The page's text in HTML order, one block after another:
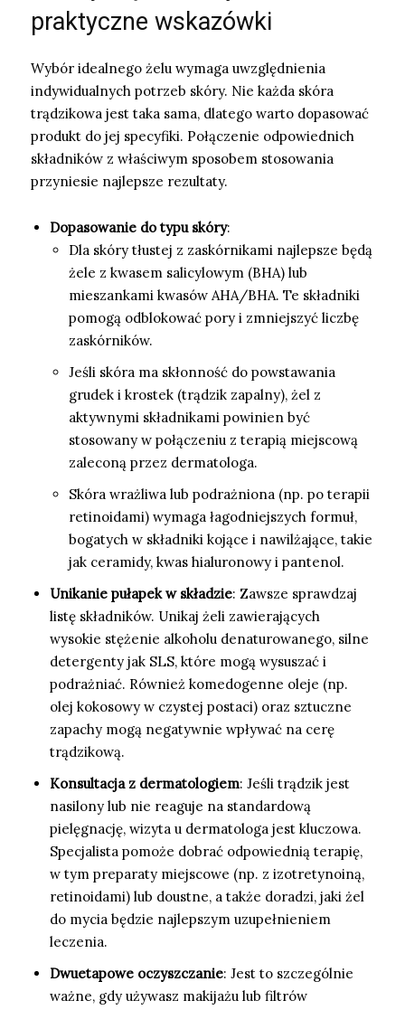
praktyczne wskazówki
Wybór idealnego żelu wymaga uwzględnienia
indywidualnych potrzeb skóry. Nie każda skóra
trądzikowa jest taka sama, dlatego warto dopasować
produkt do jej specyfiki. Połączenie odpowiednich
składników z właściwym sposobem stosowania
przyniesie najlepsze rezultaty.
Dopasowanie do typu skóry:
Dla skóry tłustej z zaskórnikami najlepsze będą
żele z kwasem salicylowym (BHA) lub
mieszankami kwasów AHA/BHA. Te składniki
pomogą odblokować pory i zmniejszyć liczbę
zaskórników.
Jeśli skóra ma skłonność do powstawania
grudek i krostek (trądzik zapalny), żel z
aktywnymi składnikami powinien być
stosowany w połączeniu z terapią miejscową
zaleconą przez dermatologa.
Skóra wrażliwa lub podrażniona (np. po terapii
retinoidami) wymaga łagodniejszych formuł,
bogatych w składniki kojące i nawilżające, takie
jak ceramidy, kwas hialuronowy i pantenol.
Unikanie pułapek w składzie: Zawsze sprawdzaj
listę składników. Unikaj żeli zawierających
wysokie stężenie alkoholu denaturowanego, silne
detergenty jak SLS, które mogą wysuszać i
podrażniać. Również komedogenne oleje (np.
olej kokosowy w czystej postaci) oraz sztuczne
zapachy mogą negatywnie wpływać na cerę
trądzikową.
Konsultacja z dermatologiem: Jeśli trądzik jest
nasilony lub nie reaguje na standardową
pielęgnację, wizyta u dermatologa jest kluczowa.
Specjalista pomoże dobrać odpowiednią terapię,
w tym preparaty miejscowe (np. z izotretynoiną,
retinoidami) lub doustne, a także doradzi, jaki żel
do mycia będzie najlepszym uzupełnieniem
leczenia.
Dwuetapowe oczyszczanie: Jest to szczególnie
ważne, gdy używasz makijażu lub filtrów